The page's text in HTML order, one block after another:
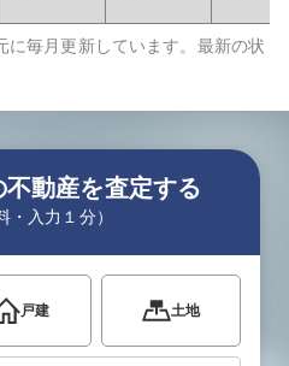
に毎月更新しています。最新の状
動産を査定する
・入力１分）
戸建 土地